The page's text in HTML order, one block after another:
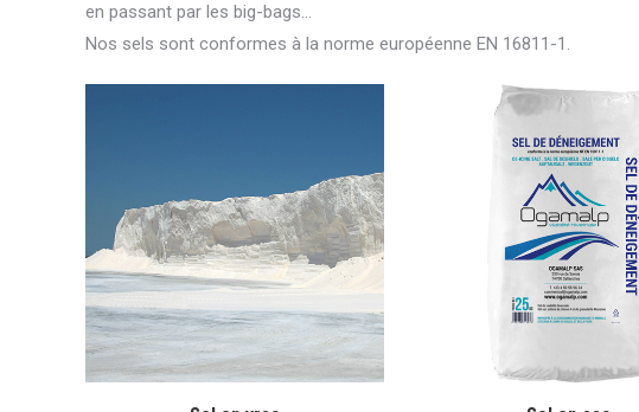
en passant par les big-bags…
Nos sels sont conformes à la norme européenne EN 16811-1.